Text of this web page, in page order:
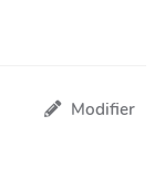
Modifier